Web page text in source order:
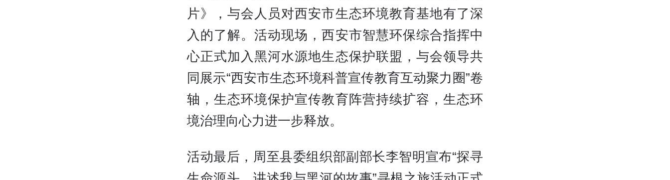
片》，与会人员对西安市生态环境教育基地有了深
入的了解。活动现场，西安市智慧环保综合指挥中
心正式加入黑河水源地生态保护联盟，与会领导共
同展示“西安市生态环境科普宣传教育互动聚力圈”卷
轴，生态环境保护宣传教育阵营持续扩容，生态环
境治理向心力进一步释放。
活动最后，周至县委组织部副部长李智明宣布“探寻